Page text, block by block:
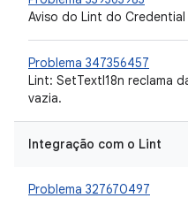
Aviso do Lint do
Problema 347356457
Lint: SetTextI18n reclama
vazia.
Integração com o Lint
Problema 327670497